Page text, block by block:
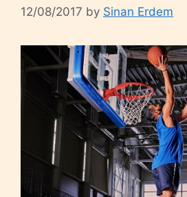
12/08/2017 by Sinan Erdem